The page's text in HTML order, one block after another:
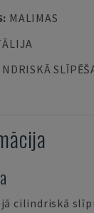
: MALIMAS
cilindriskā